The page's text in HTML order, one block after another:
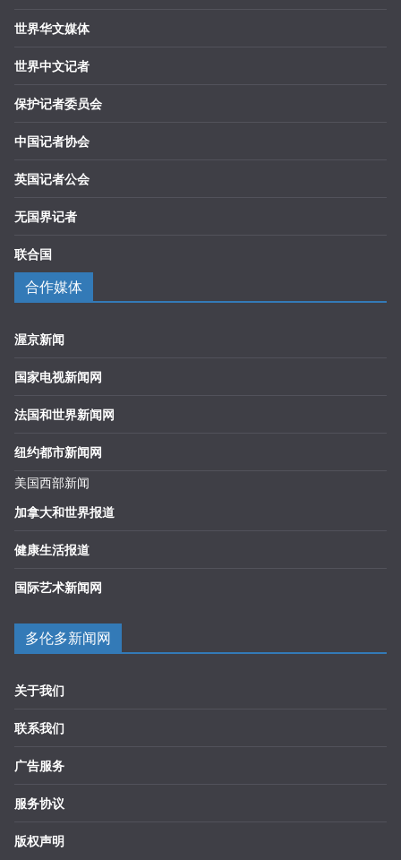
世界华文媒体
世界中文记者
保护记者委员会
中国记者协会
英国记者公会
无国界记者
联合国
合作媒体
渥京新闻
国家电视新闻网
法国和世界新闻网
纽约都市新闻网
美国西部新闻
加拿大和世界报道
健康生活报道
国际艺术新闻网
多伦多新闻网
关于我们
联系我们
广告服务
服务协议
版权声明